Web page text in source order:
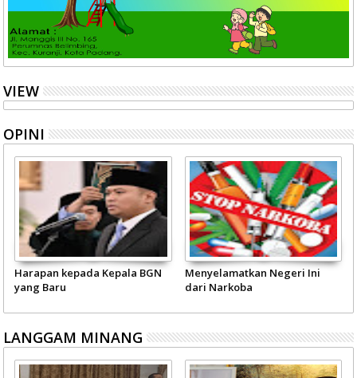
VIEW
OPINI
Harapan kepada Kepala BGN
yang Baru
Menyelamatkan Negeri Ini
dari Narkoba
LANGGAM MINANG